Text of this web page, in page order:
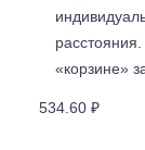
«корзине»
534.60 ₽